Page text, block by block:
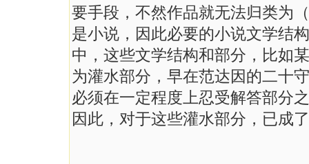
要手段，不然作品就无法归类为
是小说，因此必要的小说文学结
中，这些文学结构和部分，比如
为灌水部分，早在范达因的二十
必须在一定程度上忍受解答部分
因此，对于这些灌水部分，已成